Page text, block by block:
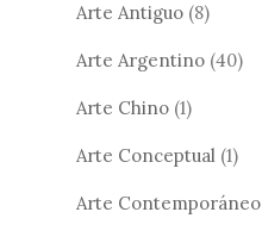
Arte Antiguo (8)
Arte Argentino (40)
Arte Chino (1)
Arte Conceptual (1)
Arte Contemporáneo